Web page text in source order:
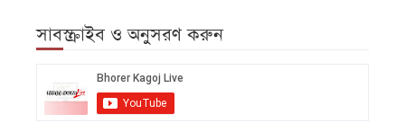
সাবস্ক্রাইব ও অনুসরণ করুন